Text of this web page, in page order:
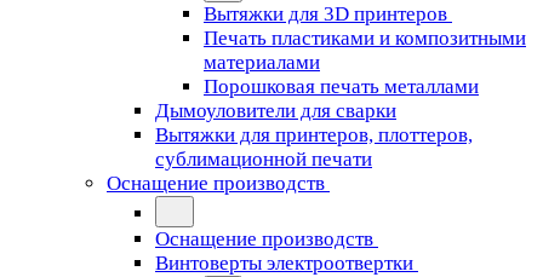
Вытяжки для 3D принтеров
Печать пластиками и композитными
материалами
Порошковая печать металлами
Дымоуловители для сварки
Вытяжки для принтеров, плоттеров,
сублимационной печати
Оснащение производств
Оснащение производств
Винтоверты электроотвертки